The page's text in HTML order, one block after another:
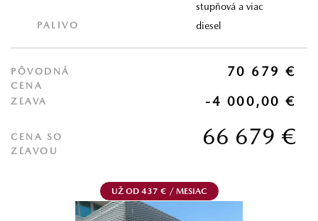
stupňová a viac
PALIVO diesel
PÔVODNÁ
CENA
70 679 €
ZĽAVA -4 000,00 €
CENA SO
ZĽAVOU
66 679 €
UŽ OD 437 € / MESIAC